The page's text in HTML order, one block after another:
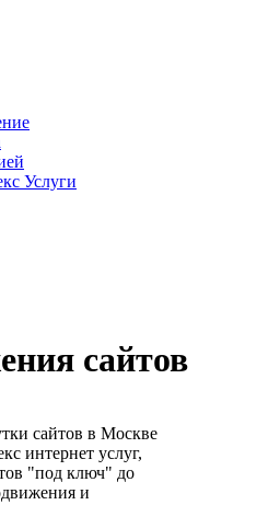
Услуги
сайтов
сайтов в Москве
интернет услуг,
"под ключ" до
и